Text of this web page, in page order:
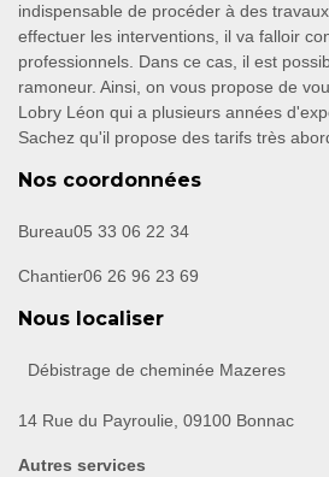
indispensable de procéder à des
effectuer les interventions, il va falloir
professionnels. Dans ce cas, il est
ramoneur. Ainsi, on vous propose de
Lobry Léon qui a plusieurs années
Sachez qu'il propose des tarifs très
Nos coordonnées
Bureau05 33 06 22 34
Chantier06 26 96 23 69
Nous localiser
Débistrage de cheminée Mazeres
14 Rue du Payroulie, 09100 Bonnac
Autres services